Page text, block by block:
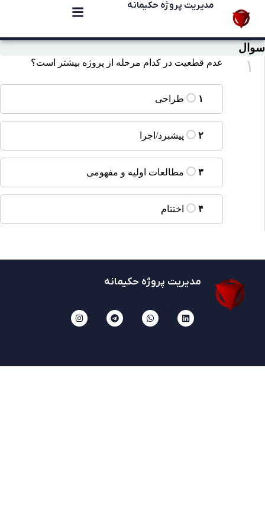
مدیریت پروژه حکیمانه
سوال
۱ عدم قطعیت در کدام مرحله از پروژه بیشتر است؟
۱ طراحی
۲ پیشبرد/اجرا
۳ مطالعات اولیه و مفهومی
۴ اختتام
مدیریت پروژه حکیمانه